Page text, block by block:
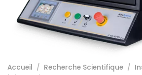
Accueil / Recherche Scientifique /